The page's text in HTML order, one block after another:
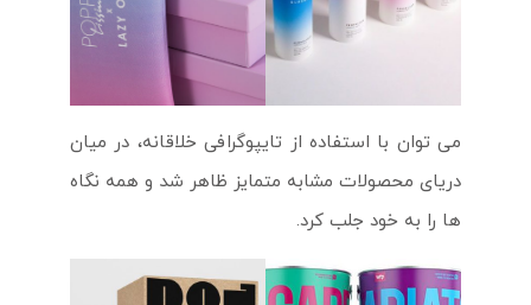
می توان با استفاده از تایپوگرافی خلاقانه، در میان
دریای محصولات مشابه متمایز ظاهر شد و همه نگاه
ها را به خود جلب کرد.